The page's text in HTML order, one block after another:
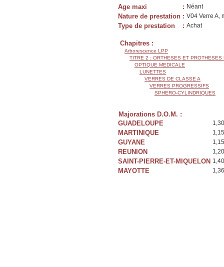
Age maxi : Néant
Nature de prestation : V04 Verre A,
Type de prestation : Achat
Chapitres :
Arborescence LPP
TITRE 2 : ORTHESES ET PROTHESES
OPTIQUE MEDICALE
LUNETTES
VERRES DE CLASSE A
VERRES PROGRESSIFS
SPHERO-CYLINDRIQUES
Majorations D.O.M. :
GUADELOUPE
MARTINIQUE
GUYANE
REUNION
SAINT-PIERRE-ET-MIQUELON
MAYOTTE